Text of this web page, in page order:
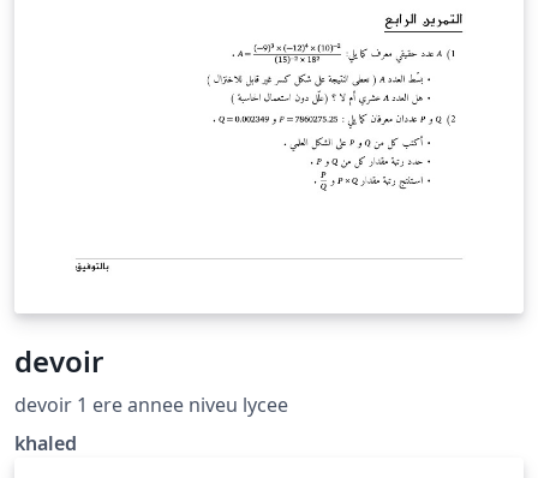
devoir
devoir 1 ere annee niveu lycee
khaled